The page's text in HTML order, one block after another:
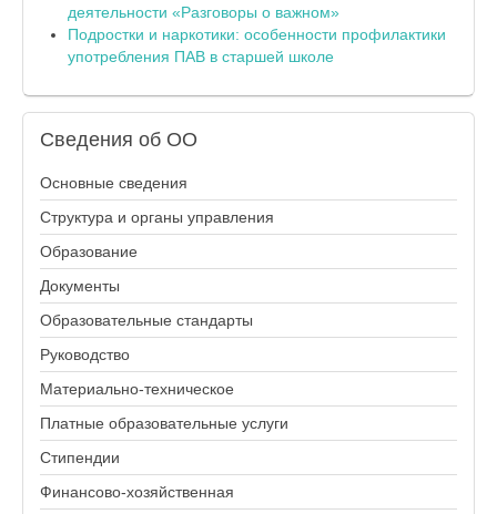
деятельности «Разговоры о важном»
Подростки и наркотики: особенности профилактики
употребления ПАВ в старшей школе
Сведения об ОО
Основные сведения
Структура и органы управления
Образование
Документы
Образовательные стандарты
Руководство
Материально-техническое
Платные образовательные услуги
Стипендии
Финансово-хозяйственная